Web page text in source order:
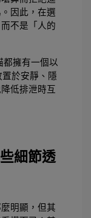
因此，在選
不是「人的
都擁有一個以
於安靜、隱
低排泄時互
細節透
明顯，但其